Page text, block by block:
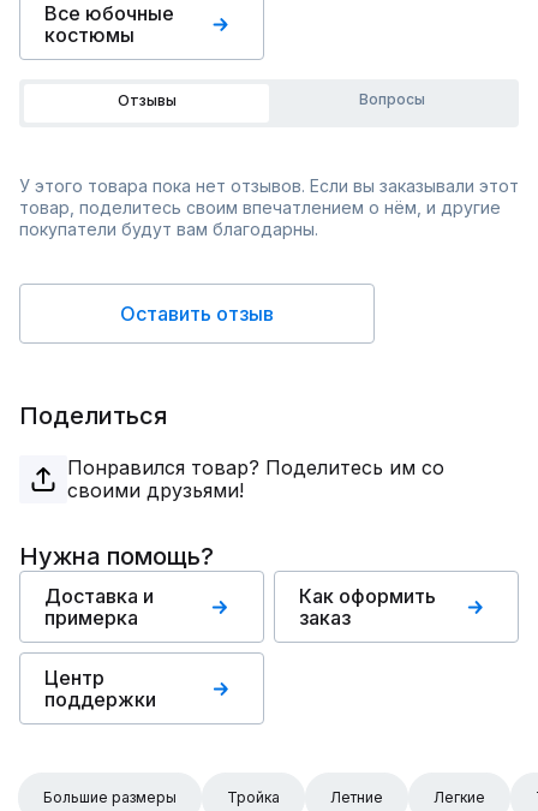
Все юбочные
костюмы
Отзывы Вопросы
У этого товара пока нет отзывов. Если вы заказывали этот
товар, поделитесь своим впечатлением о нём, и другие
покупатели будут вам благодарны.
Оставить отзыв
Поделиться
Понравился товар? Поделитесь им со
своими друзьями!
Нужна помощь?
Доставка и
примерка
Как оформить
заказ
Центр
поддержки
Большие размеры Тройка Летние Легкие